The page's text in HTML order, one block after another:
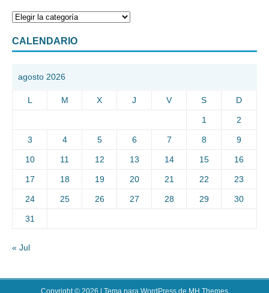
CALENDARIO
agosto 2026
L M X J V S D
1 2
3 4 5 6 7 8 9
10 11 12 13 14 15 16
17 18 19 20 21 22 23
24 25 26 27 28 29 30
31
« Jul
Copyright © 2026 | Tema para WordPress de MH Themes